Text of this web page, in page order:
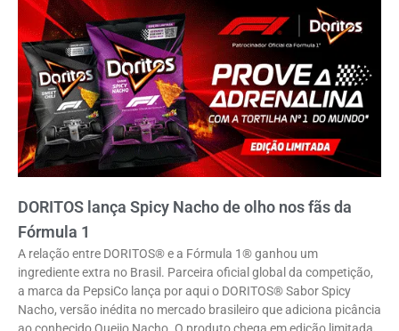
DORITOS lança Spicy Nacho de olho nos fãs da
Fórmula 1
A relação entre DORITOS® e a Fórmula 1® ganhou um
ingrediente extra no Brasil. Parceira oficial global da competição,
a marca da PepsiCo lança por aqui o DORITOS® Sabor Spicy
Nacho, versão inédita no mercado brasileiro que adiciona picância